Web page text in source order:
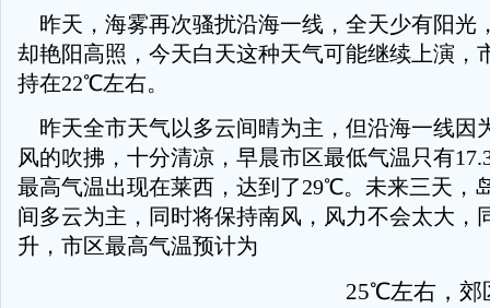
昨天，海雾再次骚扰沿海一线，全天少有阳光
却艳阳高照，今天白天这种天气可能继续上演，
持在22℃左右。
昨天全市天气以多云间晴为主，但沿海一线因
风的吹拂，十分清凉，早晨市区最低气温只有
最高气温出现在莱西，达到了29℃。未来三天，
间多云为主，同时将保持南风，风力不会太大，
升，市区最高气温预计为
25℃左右，郊